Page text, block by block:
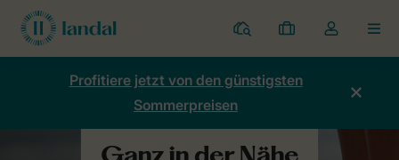
Ferienparks
Meine
Buchungen
Dropdown-
Menü
Kontos
Profitiere jetzt von den günstigsten
Sommerpreisen